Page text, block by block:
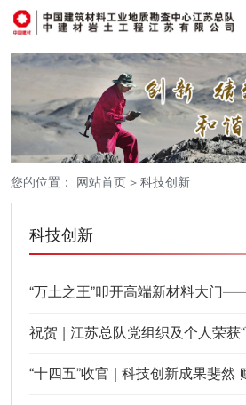
您的位置： 网站首页 > 科技创新
科技创新